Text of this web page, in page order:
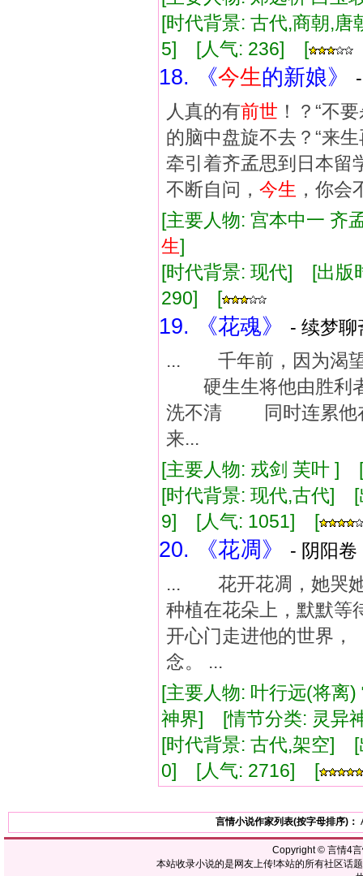
[时代背景: 古代,商朝,
5] [人气: 236] [
18. 《今生的新娘》
人真的有前世 ！？“不
的脑中盘旋不去？“来
牵引着齐孟思到日本留
不断自问， 今生 ，你
[主要人物: 宫本中一
生]
[时代背景: 现代] [出
290] [
19. 《花魂》
- 续梦
... 千年前，因为渴
硬生生将他由胜利
洗不清 同时连累他
来...
[主要人物: 戎剑 芙叶
[时代背景: 现代,古代]
9] [人气: 1051] [
20. 《花凋》
- 阴阳
... 花开花凋，她哭
种植在花朵上，默默
开心门走进他的世界
念。 ...
[主要人物: 叶行远(将离
神界] [情节分类: 灵异
[时代背景: 古代,架空]
0] [人气: 2716] [
言情小说作家列表(按字母排序)：
Copyright © 言情4
本站收录小说的是网友上传!本站的所有社区话